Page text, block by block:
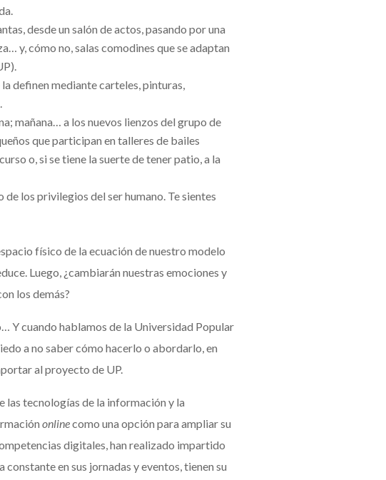
desde un salón de actos, pasando por una
y, cómo no, salas comodines que se adaptan
definen mediante carteles, pinturas,
mañana… a los nuevos lienzos del grupo de
que participan en talleres de bailes
o, si se tiene la suerte de tener patio, a la
de los privilegios del ser humano. Te sientes
físico de la ecuación de nuestro modelo
Luego, ¿cambiarán nuestras emociones y
los demás?
Y cuando hablamos de la Universidad Popular
a no saber cómo hacerlo o abordarlo, en
al proyecto de UP.
las tecnologías de la información y la
onlinecomo una opción para ampliar su
digitales, han realizado impartido
constante en sus jornadas y eventos, tienen su